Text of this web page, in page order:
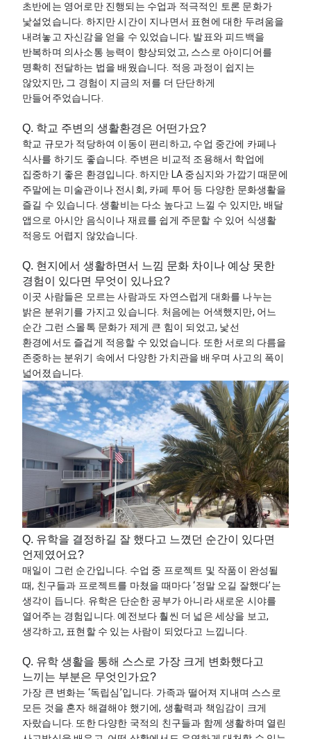
초반에는 영어로만 진행되는 수업과 적극적인 토론 문화가
낯설었습니다. 하지만 시간이 지나면서 표현에 대한 두려움을
내려놓고 자신감을 얻을 수 있었습니다. 발표와 피드백을
반복하며 의사소통 능력이 향상되었고, 스스로 아이디어를
명확히 전달하는 법을 배웠습니다. 적응 과정이 쉽지는
않았지만, 그 경험이 지금의 저를 더 단단하게
만들어주었습니다.
Q. 학교 주변의 생활환경은 어떤가요?
학교 규모가 적당하여 이동이 편리하고, 수업 중간에 카페나
식사를 하기도 좋습니다. 주변은 비교적 조용해서 학업에
집중하기 좋은 환경입니다. 하지만 LA 중심지와 가깝기 때문에
주말에는 미술관이나 전시회, 카페 투어 등 다양한 문화생활을
즐길 수 있습니다. 생활비는 다소 높다고 느낄 수 있지만, 배달
앱으로 아시안 음식이나 재료를 쉽게 주문할 수 있어 식생활
적응도 어렵지 않았습니다.
Q. 현지에서 생활하면서 느낌 문화 차이나 예상 못한
경험이 있다면 무엇이 있나요?
이곳 사람들은 모르는 사람과도 자연스럽게 대화를 나누는
밝은 분위기를 가지고 있습니다. 처음에는 어색했지만, 어느
순간 그런 스몰톡 문화가 제게 큰 힘이 되었고, 낯선
환경에서도 즐겁게 적응할 수 있었습니다. 또한 서로의 다름을
존중하는 분위기 속에서 다양한 가치관을 배우며 사고의 폭이
넓어졌습니다.
Q. 유학을 결정하길 잘 했다고 느꼈던 순간이 있다면
언제였어요?
매일이 그런 순간입니다. 수업 중 프로젝트 및 작품이 완성될
때, 친구들과 프로젝트를 마쳤을 때마다 ‘정말 오길 잘했다’는
생각이 듭니다. 유학은 단순한 공부가 아니라 새로운 시야를
열어주는 경험입니다. 예전보다 훨씬 더 넓은 세상을 보고,
생각하고, 표현할 수 있는 사람이 되었다고 느낍니다.
Q. 유학 생활을 통해 스스로 가장 크게 변화했다고
느끼는 부분은 무엇인가요?
가장 큰 변화는 ‘독립심’입니다. 가족과 떨어져 지내며 스스로
모든 것을 혼자 해결해야 했기에, 생활력과 책임감이 크게
자랐습니다. 또한 다양한 국적의 친구들과 함께 생활하며 열린